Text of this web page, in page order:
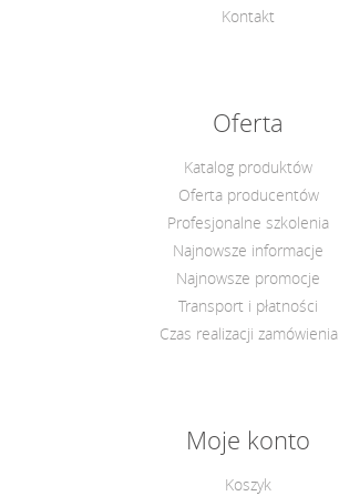
Kontakt
Oferta
Katalog produktów
Oferta producentów
Profesjonalne szkolenia
Najnowsze informacje
Najnowsze promocje
Transport i płatności
Czas realizacji zamówienia
Moje konto
Koszyk